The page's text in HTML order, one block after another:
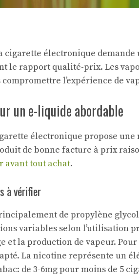
cigarette électronique
le rapport qualité-prix. Les
l’expérience de
un e-liquide abordable
électronique propose une
de bonne facture à prix
avant tout achat.
à vérifier
de propylène
variables selon l’utilisation
et la production de vapeur.
La nicotine représente un
de 3-6mg pour moins de 5